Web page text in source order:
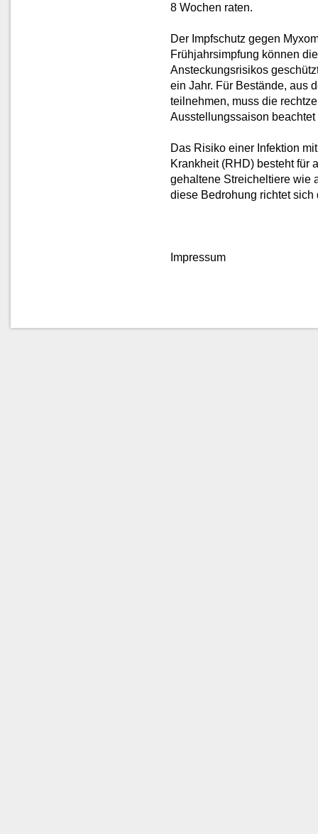
8 Wochen raten.
Der Impfschutz gegen
Frühjahrsimpfung können
Ansteckungsrisikos
ein Jahr. Für Bestände, aus
teilnehmen, muss die
Ausstellungssaison beachtet
Das Risiko einer Infektion
Krankheit (RHD) besteht für
gehaltene Streicheltiere wie
diese Bedrohung richtet
Impressum